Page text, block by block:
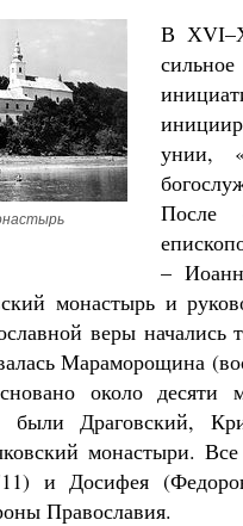
В
унии,
После
–
монастырь и
веры
Мараморощина
около десяти
Драговский,
монастыри.
и Досифея
Православия.